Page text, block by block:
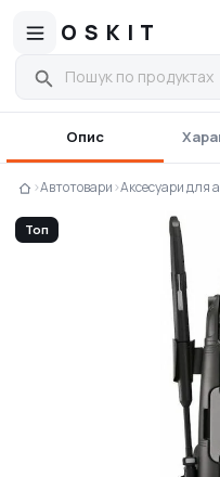
OSKIT
Опис
›Автотовари›Аксесуари для
Топ